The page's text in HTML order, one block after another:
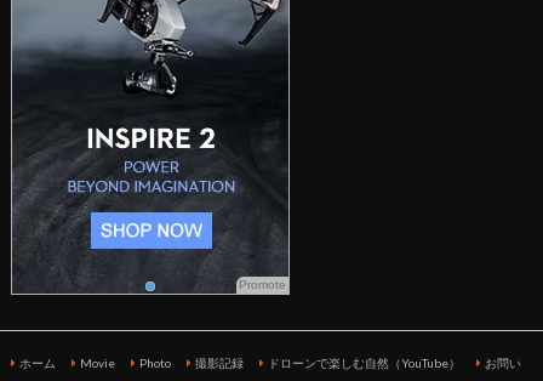
Promote
ホーム Movie Photo 撮影記録 ドローンで楽しむ自然（YouTube） お問い